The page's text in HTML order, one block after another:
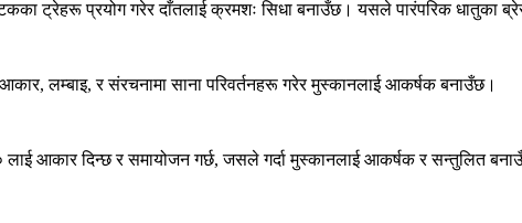
ट्रेहरू प्रयोग गरेर दाँतलाई क्रमशः सिधा बनाउँछ। यसले पारंपरिक धातुका
लम्बाइ, र संरचनामा साना परिवर्तनहरू गरेर मुस्कानलाई आकर्षक बनाउँछ।
आकार दिन्छ र समायोजन गर्छ, जसले गर्दा मुस्कानलाई आकर्षक र सन्तुलित